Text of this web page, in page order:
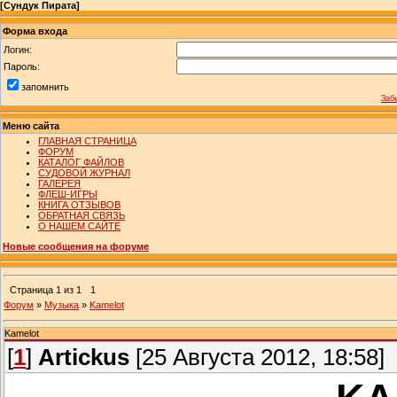
[Сундук Пирата]
Форма входа
Логин:
Пароль:
запомнить
Меню сайта
ГЛАВНАЯ СТРАНИЦА
ФОРУМ
КАТАЛОГ ФАЙЛОВ
СУДОВОЙ ЖУРНАЛ
ГАЛЕРЕЯ
ФЛЕШ-ИГРЫ
КНИГА ОТЗЫВОВ
ОБРАТНАЯ СВЯЗЬ
О НАШЕМ САЙТЕ
Новые сообщения на форуме
Страница 1 из 1
1
Форум » Музыка » Kamelot
Kamelot
[1] Artickus [25 Августа 2012, 18:58]